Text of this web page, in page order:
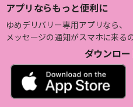
アプリならもっと便利に
ゆめデリバリー専用アプリなら、
メッセージの通知がスマホに来る
ダウンロー